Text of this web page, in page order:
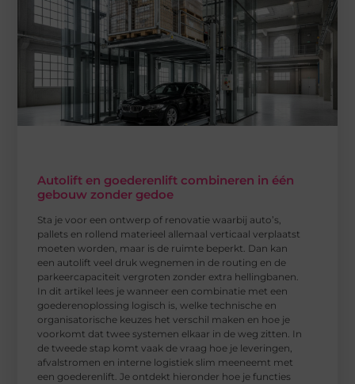
Autolift en goederenlift combineren in één
gebouw zonder gedoe
Sta je voor een ontwerp of renovatie waarbij auto’s,
pallets en rollend materieel allemaal verticaal verplaatst
moeten worden, maar is de ruimte beperkt. Dan kan
een autolift veel druk wegnemen in de routing en de
parkeercapaciteit vergroten zonder extra hellingbanen.
In dit artikel lees je wanneer een combinatie met een
goederenoplossing logisch is, welke technische en
organisatorische keuzes het verschil maken en hoe je
voorkomt dat twee systemen elkaar in de weg zitten. In
de tweede stap komt vaak de vraag hoe je leveringen,
afvalstromen en interne logistiek slim meeneemt met
een goederenlift. Je ontdekt hieronder hoe je functies